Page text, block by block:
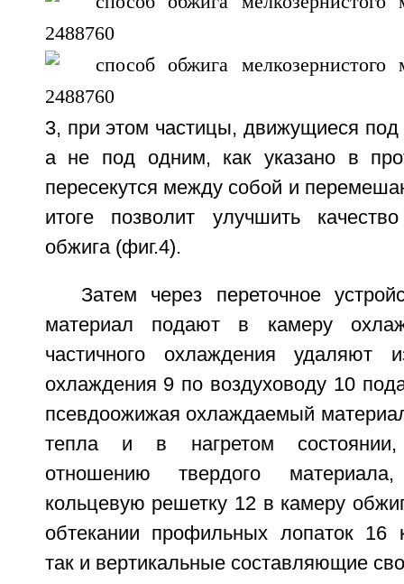
3, при этом частицы, движущиеся
а не под одним, как указано в
пересекутся между собой и
итоге позволит улучшить
обжига (фиг.4).
Затем через переточное
материал подают в камеру
частичного охлаждения
охлаждения 9 по воздуховоду 10
псевдоожижая охлаждаемый
тепла и в нагретом состоянии,
отношению твердого
кольцевую решетку 12 в камеру
обтекании профильных лопаток 16
так и вертикальные составляющие